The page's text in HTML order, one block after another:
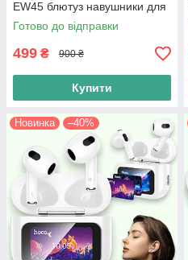
EW45 блютуз навушники для
айфона, хакі
Готово до відправки
499 ₴ 900 ₴
Купити
Новинка –40%